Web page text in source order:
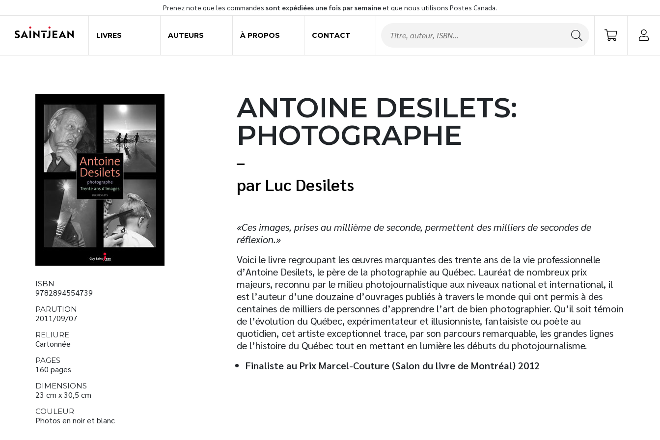
Prenez note que les commandes sont expédiées une fois par semaineet que nous utilisons Postes Canada.
LIVRES AUTEURS À PROPOS CONTACT
ANTOINE DESILETS:
PHOTOGRAPHE
Luc Desilets
«Ces images, prises au millième de seconde, permettent des milliers de secondes de
réflexion.»
Voici le livre regroupant les œuvres marquantes des trente ans de la vie professionnelle
d’Antoine Desilets, le père de la photographie au Québec. Lauréat de nombreux prix
majeurs, reconnu par le milieu photojournalistique aux niveaux national et international, il
est l’auteur d’une douzaine d’ouvrages publiés à travers le monde qui ont permis à des
centaines de milliers de personnes d’apprendre l’art de bien photographier. Qu’il soit témoin
de l’évolution du Québec, expérimentateur et illusionniste, fantaisiste ou poète au
quotidien, cet artiste exceptionnel trace, par son parcours remarquable, les grandes lignes
de l’histoire du Québec tout en mettant en lumière les débuts du photojournalisme.
Finaliste au Prix Marcel-Couture (Salon du livre de Montréal) 2012
ISBN
9782894554739
PARUTION
2011/09/07
RELIURE
Cartonnée
PAGES
160 pages
DIMENSIONS
23 cm x 30,5 cm
COULEUR
Photos en noir et blanc